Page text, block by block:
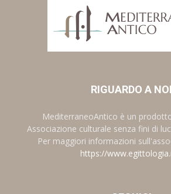
RIGUARDO A NOI
MediterraneoAntico è un
Associazione culturale senza fini di
Per maggiori informazioni
https://